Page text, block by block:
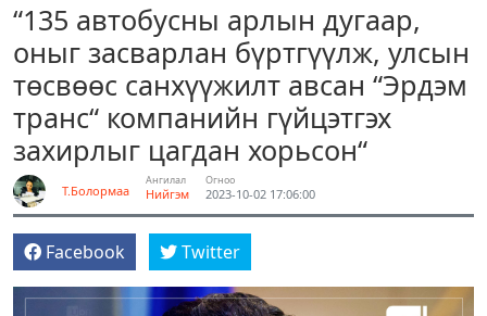
“135 автобусны арлын дугаар,
оныг засварлан бүртгүүлж, улсын
төсвөөс санхүүжилт авсан “Эрдэм
транс“ компанийн гүйцэтгэх
захирлыг цагдан хорьсон“
Т.Болормаа
Ангилал
Нийгэм
Огноо
2023-10-02 17:06:00
Facebook Twitter